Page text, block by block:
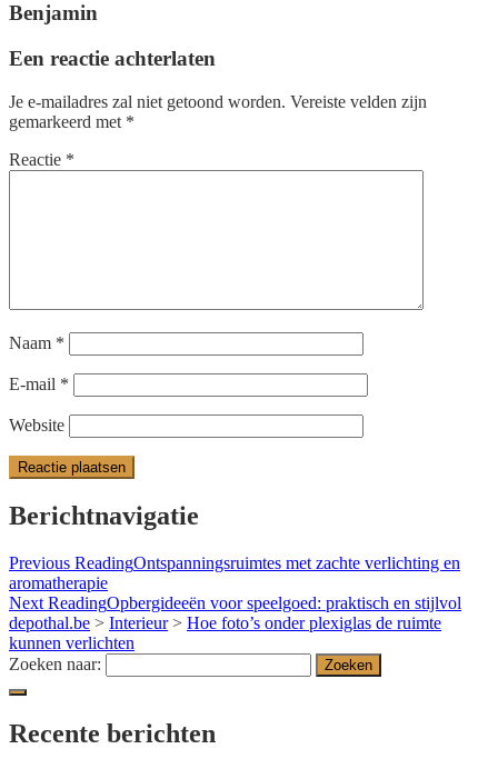
Benjamin
Een reactie achterlaten
Je e-mailadres zal niet getoond worden. Vereiste velden zijn
gemarkeerd met *
Reactie *
Naam *
E-mail *
Website
Berichtnavigatie
Previous ReadingOntspanningsruimtes met zachte verlichting en
aromatherapie
Next ReadingOpbergideeën voor speelgoed: praktisch en stijlvol
depothal.be > Interieur> Hoe foto’s onder plexiglas de ruimte
kunnen verlichten
Zoeken naar:
Recente berichten